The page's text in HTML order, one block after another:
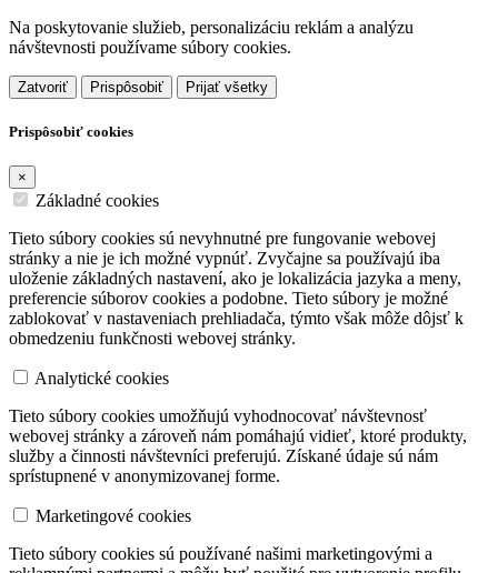
Na poskytovanie služieb, personalizáciu reklám a analýzu
návštevnosti používame súbory cookies.
Zatvoriť Prispôsobiť Prijať všetky
Prispôsobiť cookies
×
Základné cookies
Tieto súbory cookies sú nevyhnutné pre fungovanie webovej
stránky a nie je ich možné vypnúť. Zvyčajne sa používajú iba
uloženie základných nastavení, ako je lokalizácia jazyka a meny,
preferencie súborov cookies a podobne. Tieto súbory je možné
zablokovať v nastaveniach prehliadača, týmto však môže dôjsť k
obmedzeniu funkčnosti webovej stránky.
Analytické cookies
Tieto súbory cookies umožňujú vyhodnocovať návštevnosť
webovej stránky a zároveň nám pomáhajú vidieť, ktoré produkty,
služby a činnosti návštevníci preferujú. Získané údaje sú nám
sprístupnené v anonymizovanej forme.
Marketingové cookies
Tieto súbory cookies sú používané našimi marketingovými a